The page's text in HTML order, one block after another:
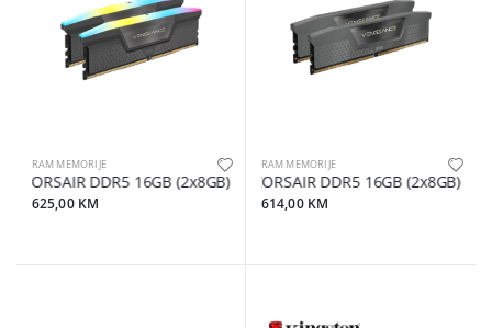
RAM MEMORIJE
CORSAIR DDR5 16GB (2x8GB) RGB6000MT/s, VENGEANCE,
625,00 KM
RAM MEMORIJE
CORSAIR DDR5 16GB
614,00 KM